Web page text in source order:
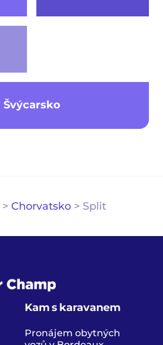
Švýcarsko
> Chorvatsko > Split
Kam s karavanem
Pronájem obytných